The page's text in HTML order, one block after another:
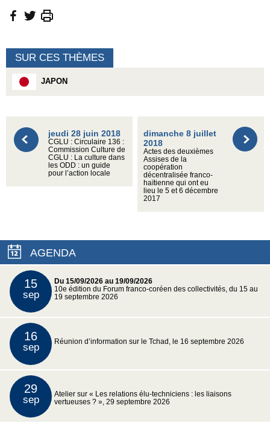
SUR CES THÈMES
JAPON
jeudi 28 juin 2018
CGLU : Circulaire 136 :
Commission Culture de
CGLU : La culture dans
les ODD : un guide
pour l’action locale
dimanche 8 juillet
2018
Actes des deuxièmes
Assises de la
coopération
décentralisée franco-
haïtienne qui ont eu
lieu le 5 et 6 décembre
2017
AGENDA
15
sep
Du 15/09/2026 au 19/09/2026
10e édition du Forum franco-coréen des collectivités, du 15 au
19 septembre 2026
16
sep Réunion d’information sur le Tchad, le 16 septembre 2026
29
sep
Atelier sur « Les relations élu-techniciens : les liaisons
vertueuses ? », 29 septembre 2026